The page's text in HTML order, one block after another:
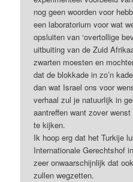
nog geen woorden voor
een laboratorium voor wat
opsluiten van ‘overtollige
uitbuiting van de Zuid
zwarten moesten en
dat de blokkade in zo’n
dan wat Israel ons voor
verhaal zul je natuurlijk in
aantreffen want zover
te kijken.
Ik hoop erg dat het Turkije
Internationale Gerechtshof
zeer onwaarschijnlijk dat
zullen wegzetten.